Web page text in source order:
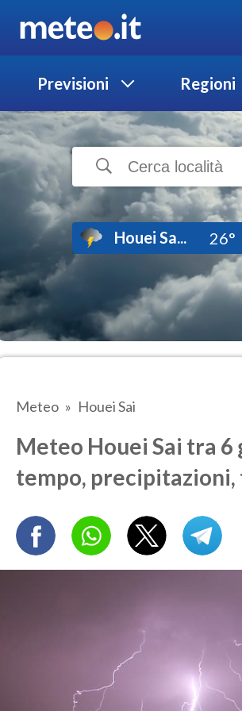
Previsioni Regioni
Houei Sa... 26°
Meteo Houei Sai
Meteo Houei Sai tra
tempo,